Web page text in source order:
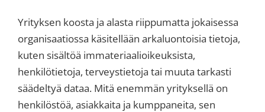
Yrityksen koosta ja alasta riippumatta jokaisessa
organisaatiossa käsitellään arkaluontoisia tietoja,
kuten sisältöä immateriaalioikeuksista,
henkilötietoja, terveystietoja tai muuta tarkasti
säädeltyä dataa. Mitä enemmän yrityksellä on
henkilöstöä, asiakkaita ja kumppaneita, sen